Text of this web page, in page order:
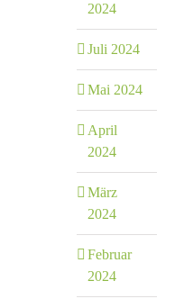
2024
Juli 2024
Mai 2024
April
2024
März
2024
Februar
2024